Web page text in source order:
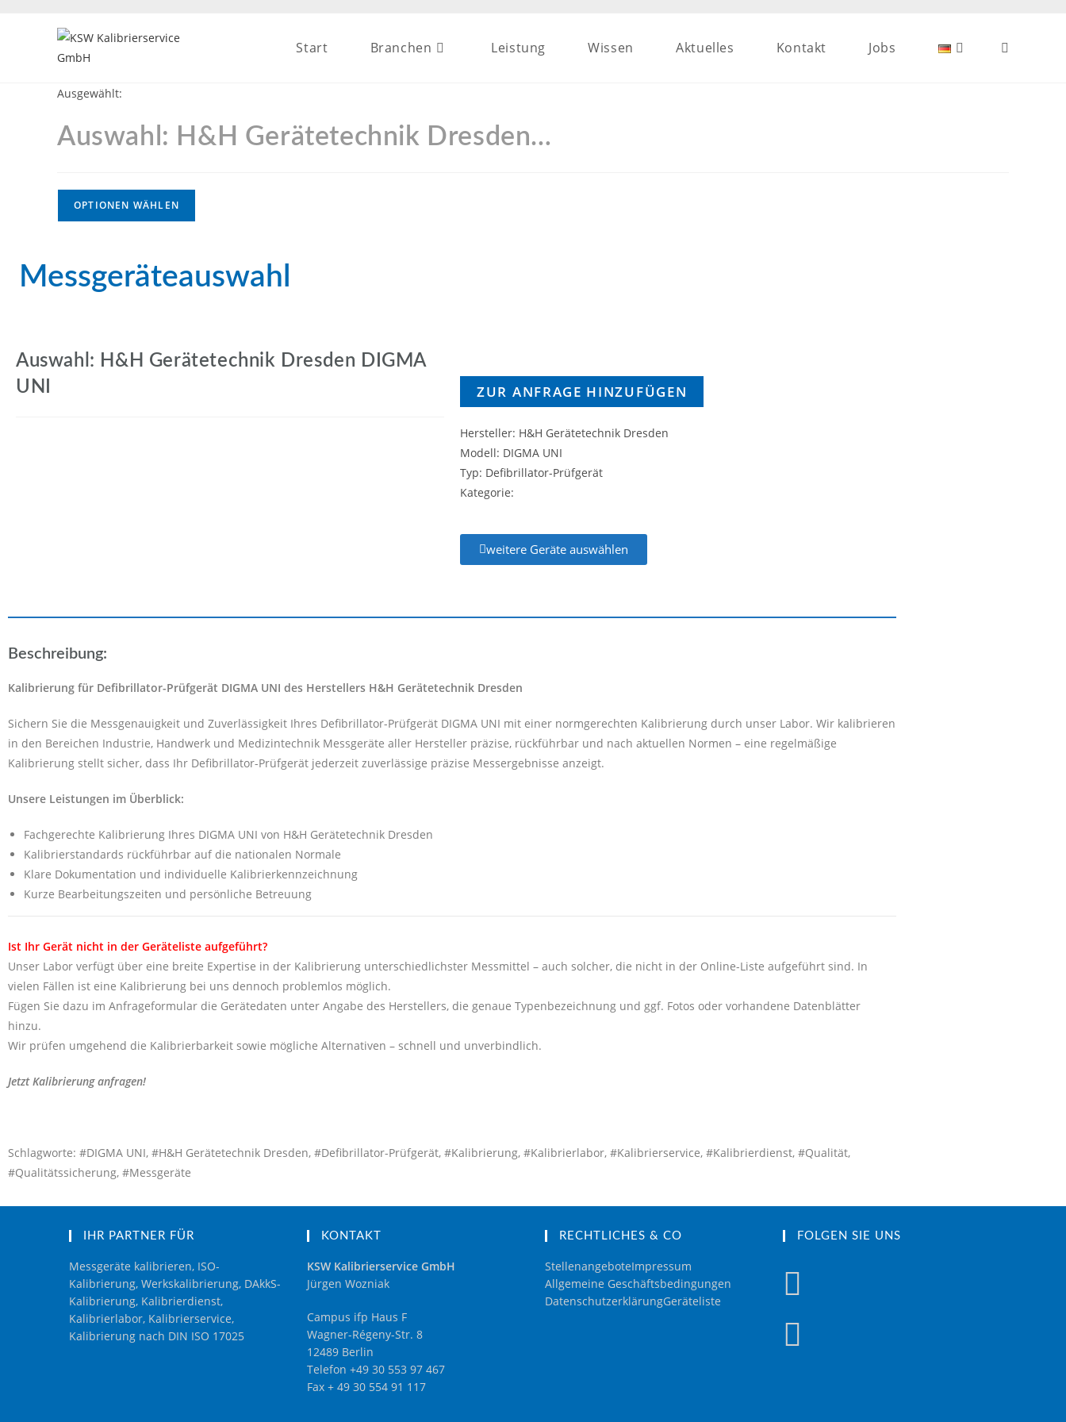
Start Branchen Leistung Wissen Aktuelles Kontakt Jobs
Ausgewählt:
Auswahl: H&H Gerätetechnik Dresden…
OPTIONEN WÄHLEN
Messgeräteauswahl
Auswahl: H&H Gerätetechnik Dresden DIGMA
UNI
ZUR ANFRAGE HINZUFÜGEN
Hersteller: H&H Gerätetechnik Dresden
Modell: DIGMA UNI
Typ: Defibrillator-Prüfgerät
Kategorie:
weitere Geräte auswählen
Beschreibung:
Kalibrierung für Defibrillator-Prüfgerät DIGMA UNI des Herstellers H&H Gerätetechnik Dresden
Sichern Sie die Messgenauigkeit und Zuverlässigkeit Ihres Defibrillator-Prüfgerät DIGMA UNI mit einer normgerechten Kalibrierung durch unser Labor. Wir kalibrieren
in den Bereichen Industrie, Handwerk und Medizintechnik Messgeräte aller Hersteller präzise, rückführbar und nach aktuellen Normen – eine regelmäßige
Kalibrierung stellt sicher, dass Ihr Defibrillator-Prüfgerät jederzeit zuverlässige präzise Messergebnisse anzeigt.
Unsere Leistungen im Überblick:
Fachgerechte Kalibrierung Ihres DIGMA UNI von H&H Gerätetechnik Dresden
Kalibrierstandards rückführbar auf die nationalen Normale
Klare Dokumentation und individuelle Kalibrierkennzeichnung
Kurze Bearbeitungszeiten und persönliche Betreuung
Ist Ihr Gerät nicht in der Geräteliste aufgeführt?
Unser Labor verfügt über eine breite Expertise in der Kalibrierung unterschiedlichster Messmittel – auch solcher, die nicht in der Online-Liste aufgeführt sind. In
vielen Fällen ist eine Kalibrierung bei uns dennoch problemlos möglich.
Fügen Sie dazu im Anfrageformular die Gerätedaten unter Angabe des Herstellers, die genaue Typenbezeichnung und ggf. Fotos oder vorhandene Datenblätter
hinzu.
Wir prüfen umgehend die Kalibrierbarkeit sowie mögliche Alternativen – schnell und unverbindlich.
Jetzt Kalibrierung anfragen!
Schlagworte: #DIGMA UNI, #H&H Gerätetechnik Dresden, #Defibrillator-Prüfgerät, #Kalibrierung, #Kalibrierlabor, #Kalibrierservice, #Kalibrierdienst, #Qualität,
#Qualitätssicherung, #Messgeräte
IHR PARTNER FÜR
Messgeräte kalibrieren, ISO-
Kalibrierung, Werkskalibrierung, DAkkS-
Kalibrierung, Kalibrierdienst,
Kalibrierlabor, Kalibrierservice,
Kalibrierung nach DIN ISO 17025
KONTAKT
KSW Kalibrierservice GmbH
Jürgen Wozniak
Campus ifp Haus F
Wagner-Régeny-Str. 8
12489 Berlin
Telefon +49 30 553 97 467
Fax + 49 30 554 91 117
RECHTLICHES & CO
StellenangeboteImpressum
Allgemeine Geschäftsbedingungen
DatenschutzerklärungGeräteliste
FOLGEN SIE UNS